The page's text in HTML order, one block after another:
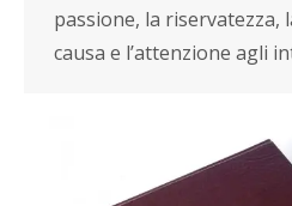
passione, la riservatezza,
causa e l’attenzione agli